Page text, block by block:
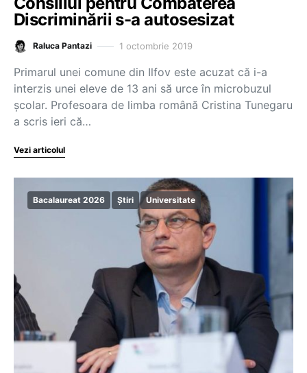
Discriminării s-a autosesizat
Raluca Pantazi 1 octombrie 2019
Primarul unei comune din Ilfov este acuzat că i-a
interzis unei eleve de 13 ani să urce în microbuzul
școlar. Profesoara de limba română Cristina Tunegaru
a scris ieri că…
Vezi articolul
Bacalaureat 2026 Știri Universitate